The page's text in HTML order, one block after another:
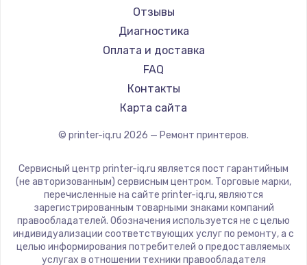
Fujitsu
Godex
Отзывы
Диагностика
Оплата и доставка
FAQ
Контакты
Карта сайта
© printer-iq.ru 2026 — Ремонт принтеров.
Сервисный центр printer-iq.ru является пост гарантийным
(не авторизованным) сервисным центром. Торговые марки,
перечисленные на сайте printer-iq.ru, являются
зарегистрированным товарными знаками компаний
правообладателей. Обозначения используется не с целью
индивидуализации соответствующих услуг по ремонту, а с
целью информирования потребителей о предоставляемых
услугах в отношении техники правообладателя